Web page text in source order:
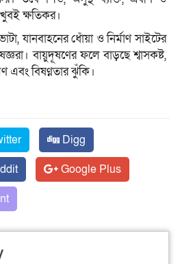
খুবই ক্ষতিকর।
যানবাহনের ধোঁয়া ও নির্মাণ সাইটের
বায়ুদূষণের ফলে বাড়ছে শ্বাসকষ্ট,
এবং বিষণ্ণতার ঝুঁকি।
Digg
Google Plus